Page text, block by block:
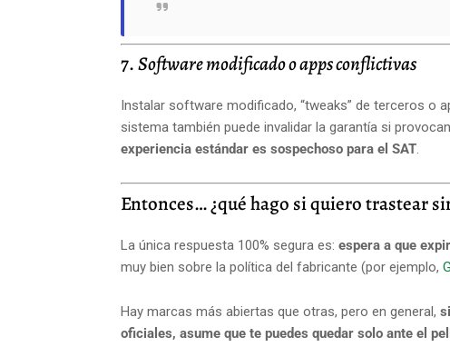
7.Software modificado o apps conflictivas
Instalar software modificado, “tweaks” de terceros o
sistema también puede invalidar la garantía si
experiencia estándar es sospechoso para el SAT.
Entonces… ¿qué hago si quiero trastear
La única respuesta 100% segura es: espera a que
muy bien sobre la política del fabricante (por ejemplo,
Hay marcas más abiertas que otras, pero en general,
oficiales, asume que te puedes quedar solo ante el